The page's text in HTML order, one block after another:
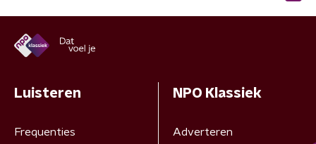
Luisteren
Frequenties
NPO Klassiek
Adverteren